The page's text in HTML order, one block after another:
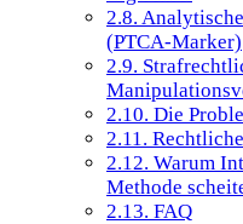
2.8.
(PTCA-Marker)
2.9.
2.10. Die
2.11.
2.12. Warum
Methode
2.13. FAQ